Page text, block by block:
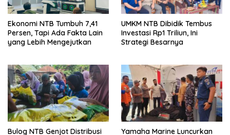
Ekonomi NTB Tumbuh 7,41
Persen, Tapi Ada Fakta Lain
yang Lebih Mengejutkan
UMKM NTB Dibidik Tembus
Investasi Rp1 Triliun, Ini
Strategi Besarnya
Bulog NTB Genjot Distribusi
Yamaha Marine Luncurkan